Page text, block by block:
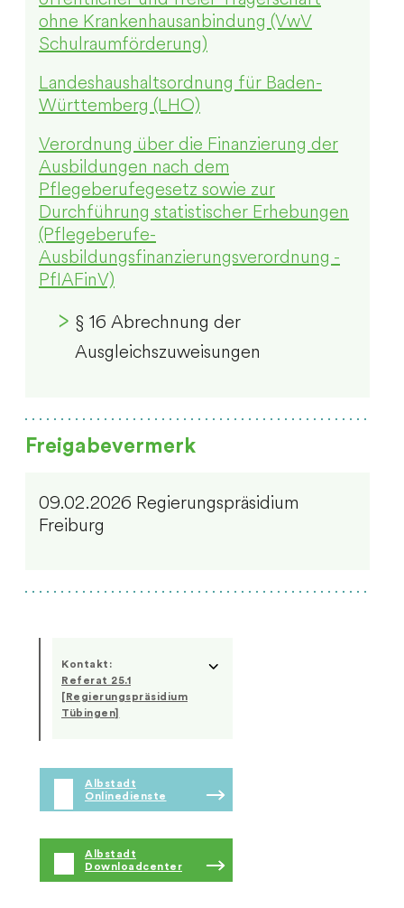
ohne Krankenhausanbindung (VwV
Schulraumförderung)
Landeshaushaltsordnung für Baden-
Württemberg (LHO)
Verordnung über die Finanzierung der
Ausbildungen nach dem
Pflegeberufegesetz sowie zur
Durchführung statistischer Erhebungen
(Pflegeberufe-
Ausbildungsfinanzierungsverordnung -
PfIAFinV)
§ 16 Abrechnung der
Ausgleichszuweisungen
Freigabevermerk
09.02.2026 Regierungspräsidium
Freiburg
Kontakt:
Referat 25.1
[Regierungspräsidium
Tübingen]
Albstadt
Onlinedienste
Albstadt
Downloadcenter